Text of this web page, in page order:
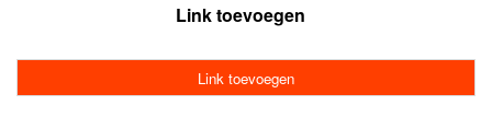
Link toevoegen
Link toevoegen